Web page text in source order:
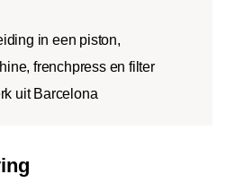
in een piston,
frenchpress en filter
uit Barcelona